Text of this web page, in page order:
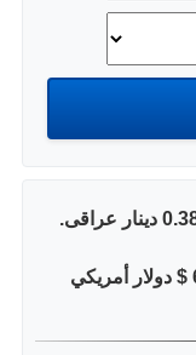
500.00 دينار عراقى يعادل 655,309.11 $ دولار أمريكي